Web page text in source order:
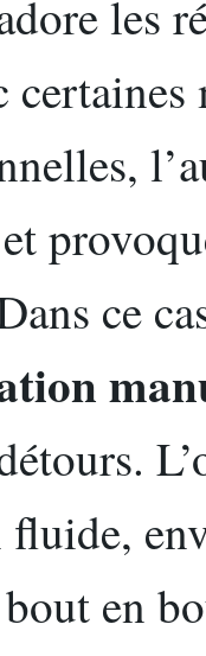
les
certaines
ce
fluide,
en